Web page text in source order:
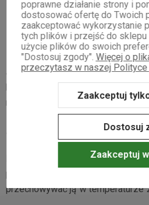
dojrzewającymi serami,
pieczywem na zakwasie,
wołowiną i dziczyzną,
daniami azjatyckimi,
suszonymi owocami.
Jeśli dopiero zaczynasz, spróbuj
kostką dobrej czekolady
najprzyjemniejszych sposobów na
Jak przechowywać Pu Erh?
Pu Erh jest wyjątkowa również
przez lata. Aby zachowała
przechowywać ją w temperaturze
poprawne działanie strony i
dostosować ofertę do Twoich
zaakceptować wykorzystanie
tych plików i przejść do
użycie plików do swoich
"Dostosuj zgody". Więcej o
przeczytasz w naszej Polityce
Zaakceptuj
Dostosuj
Zaakceptuj